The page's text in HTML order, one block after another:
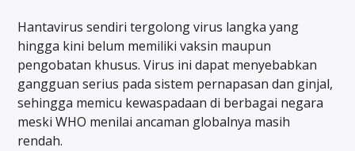
Hantavirus sendiri tergolong virus langka yang
hingga kini belum memiliki vaksin maupun
pengobatan khusus. Virus ini dapat menyebabkan
gangguan serius pada sistem pernapasan dan ginjal,
sehingga memicu kewaspadaan di berbagai negara
meski WHO menilai ancaman globalnya masih
rendah.